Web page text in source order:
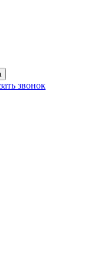
звонок